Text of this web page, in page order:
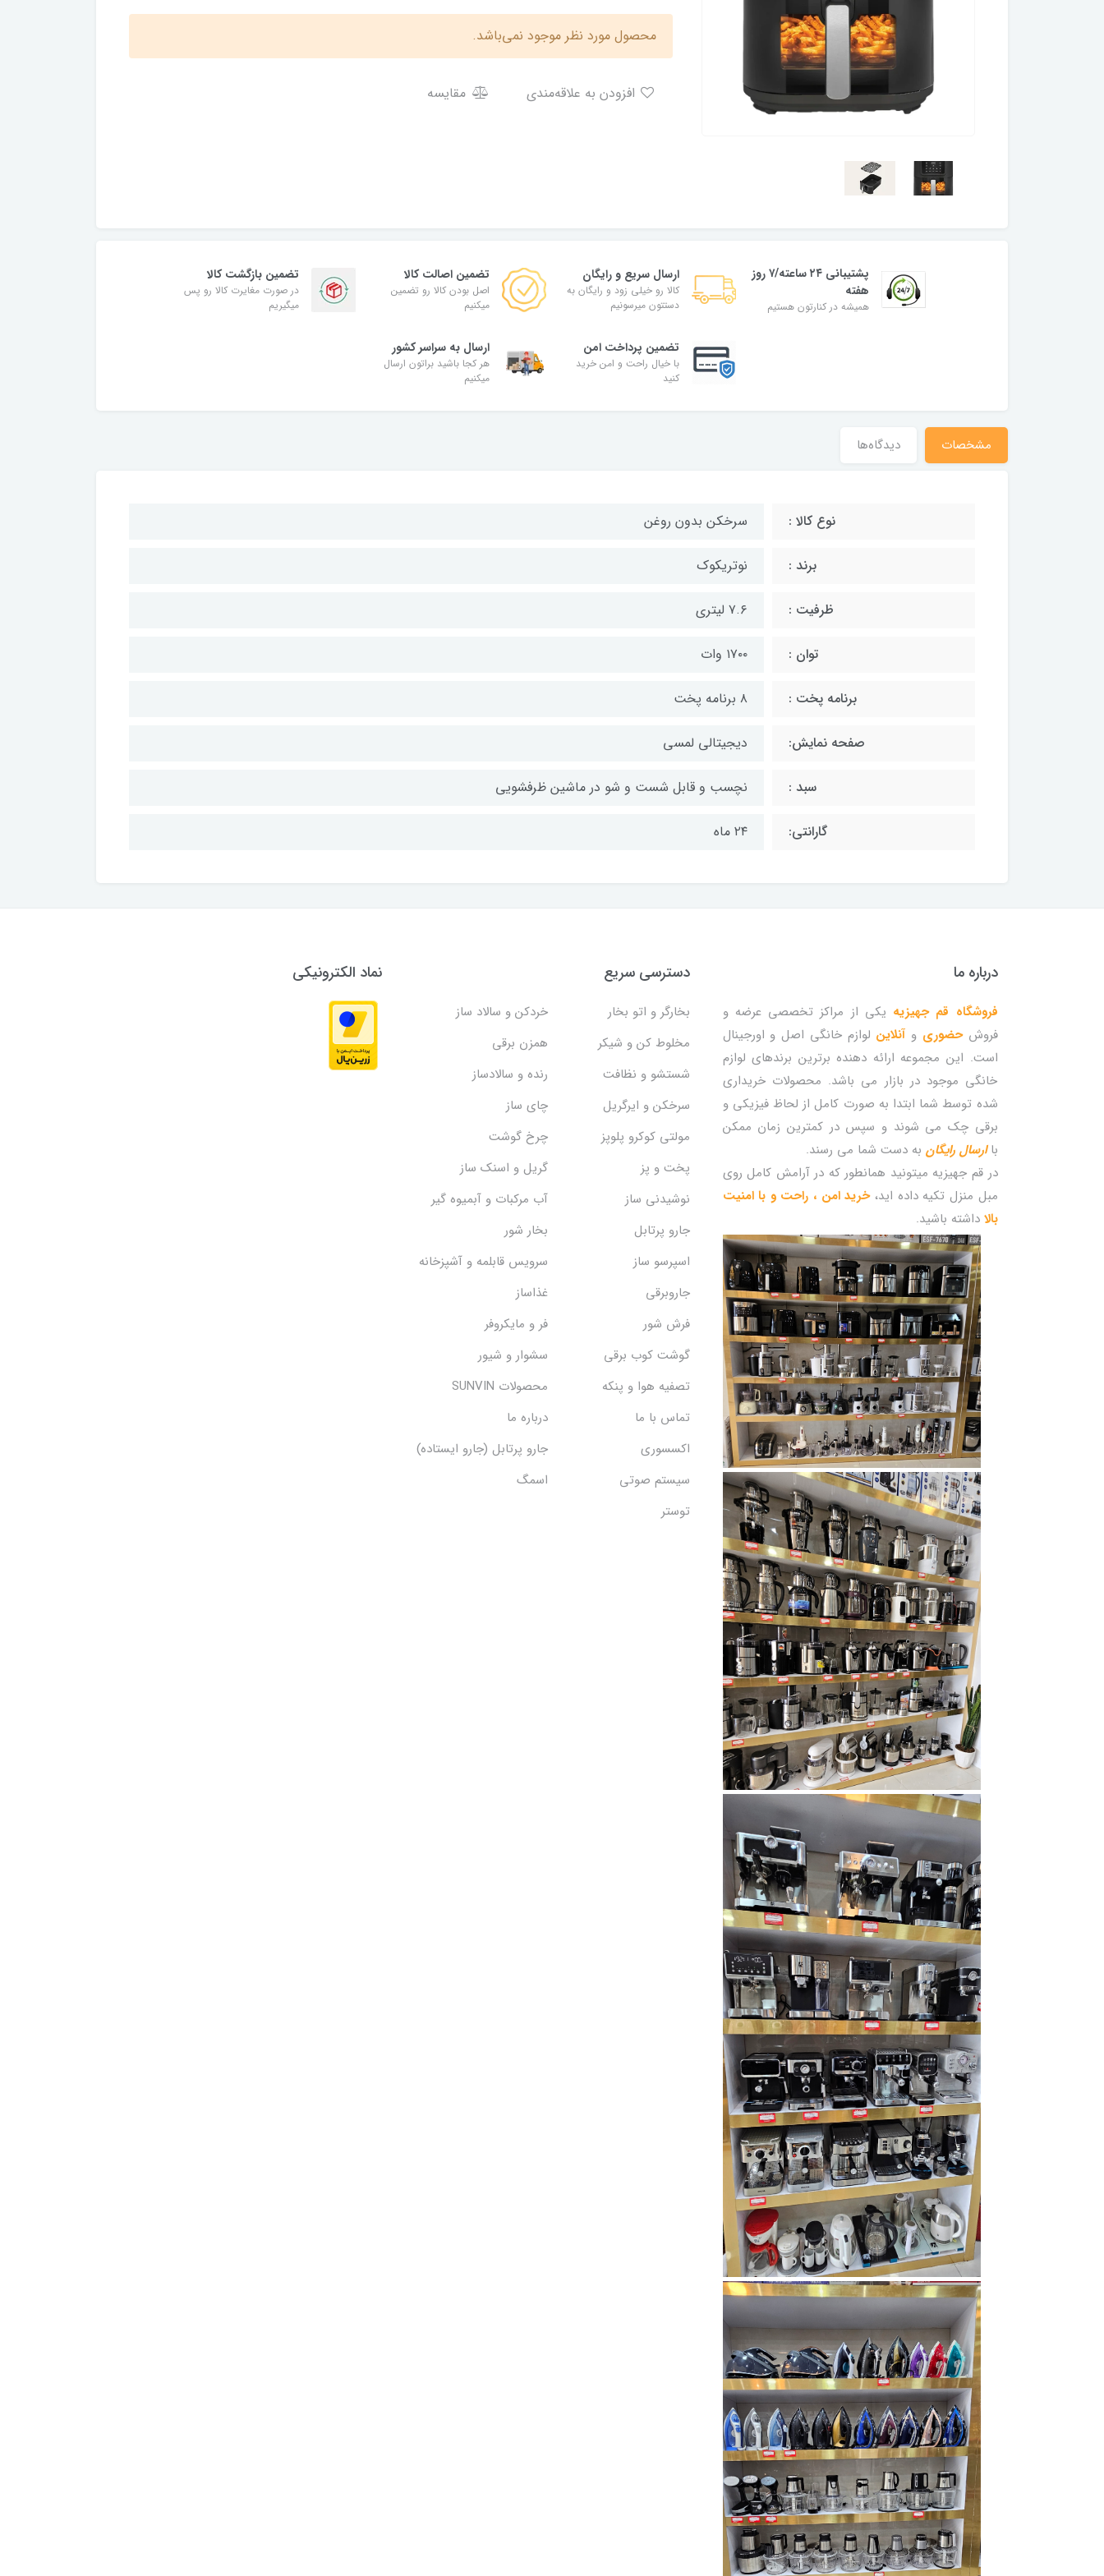
محصول مورد نظر موجود نمی‌باشد.
مقایسه
پشتیبانی ۲۴ ساعته/۷ روز
هفته
همیشه در کنارتون هستیم
ارسال سریع و رایگان
کالا رو خیلی زود و رایگان به
دستتون میرسونیم
تضمین اصالت کالا
اصل بودن کالا رو تضمین
میکنیم
تضمین بازگشت کالا
در صورت مغایرت کالا رو پس
میگیریم
تضمین پرداخت امن
با خیال راحت و امن خرید
کنید
ارسال به سراسر کشور
هر کجا باشید براتون ارسال
میکنیم
مشخصات دیدگاه‌ها
نوع کالا : سرخکن بدون روغن
برند : نوتریکوک
ظرفیت : ۷.۶ لیتری
توان : ۱۷۰۰ وات
برنامه پخت : ۸ برنامه پخت
صفحه نمایش: دیجیتالی لمسی
سبد : نچسب و قابل شست و شو در ماشین ظرفشویی
گارانتی: ۲۴ ماه
درباره ما
فروشگاه قم جهیزیه یکی از مراکز تخصصی عرضه و
فروشحضوری و آنلاین لوازم خانگی اصل و اورجینال
است. این مجموعه ارائه دهنده برترین برندهای لوازم
خانگی موجود در بازار می باشد. محصولات خریداری
شده توسط شما ابتدا به صورت کامل از لحاظ فیزیکی و
برقی چک می شوند و سپس در کمترین زمان ممکن
با ارسال رایگان به دست شما می رسند.
در قم جهیزیه میتونید همانطور که در آرامش کامل روی
مبل منزل تکیه داده اید،خرید امن ، راحت و با امنیت
بالا داشته باشید.
دسترسی سریع
بخارگر و اتو بخار
خردکن و سالاد ساز
مخلوط کن و شیکر
همزن برقی
شستشو و نظافت
رنده و سالادساز
سرخکن و ایرگریل
چای ساز
مولتی کوکرو پلوپز
چرخ گوشت
پخت و پز
گریل و اسنک‌ ساز
نوشیدنی ساز
آب مرکبات و آبمیوه گیر
جارو پرتابل
بخار شور
اسپرسو ساز
سرویس قابلمه و آشپزخانه
جاروبرقی
غذاساز
فرش شور
فر و مایکروفر
گوشت کوب برقی
سشوار و شیور
تصفیه هوا و پنکه
محصولات SUNVIN
تماس با ما
درباره ما
اکسسوری
جارو پرتابل (جارو ایستاده)
سیستم صوتی
اسمگ
توستر
نماد الکترونیکی